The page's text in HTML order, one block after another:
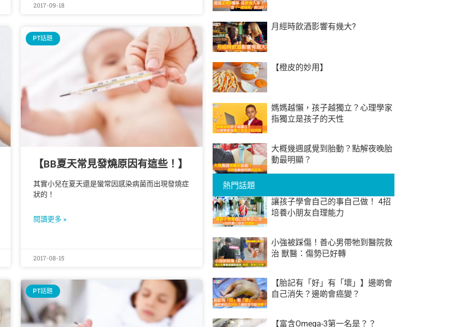
2017-09-18
PT話題
【BB夏天常見發燒原因有這些！】
其實小兒在夏天還是蠻常因感染病菌而出現發燒症
狀的！
閱讀更多 »
2017-08-15
PT話題
月經時飲酒影響有幾大?
【橙皮的妙用】
媽媽越懶，孩子越獨立？心理學家
指獨立是孩子的天性
大概幾週感覺到胎動？點解夜晚胎
動最明顯？
熱門話題
讓孩子學會自己的事自己做！ 4招
培養小朋友自理能力
小強被踩傷！善心男帶牠到醫院救
治 獸醫：傷勢已好轉
【胎記有「好」有「壞」】邊啲會
自己消失？邊啲會癌變？
【富含Omega-3第一名是？？